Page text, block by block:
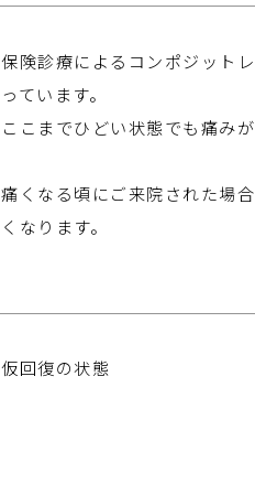
保険診療によるコンポジット
っています。
ここまでひどい状態でも痛み
痛くなる頃にご来院された場
くなります。
仮回復の状態